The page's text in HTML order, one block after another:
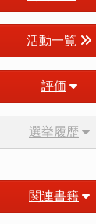
活動一覧
評価
選挙履歴
関連書籍